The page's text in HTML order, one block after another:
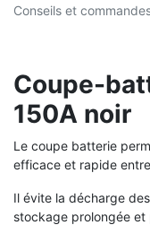
Conseils et
Coupe-
150A noir
Le coupe batterie
efficace et rapide
Il évite la décharge
stockage prolongée